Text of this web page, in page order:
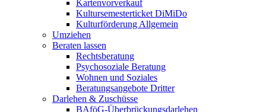
Kartenvorverkauf
Kultursemesterticket DiMiDo
Kulturförderung Allgemein
Umziehen
Beraten lassen
Rechtsberatung
Psychosoziale Beratung
Wohnen und Soziales
Beratungsangebote Dritter
Darlehen & Zuschüsse
BAföG-Überbrückungsdarlehen